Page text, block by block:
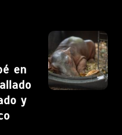
en
y